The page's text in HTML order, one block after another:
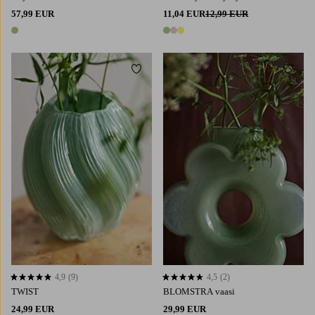
57,99 EUR
1 väri
11,04 EUR12,99 EUR
3 värejä
TWIST
24,99 EUR
4,9 perustuen 9 arvosanaan
4,9 (9)
Lisää suosikkeihin
BLOMSTRA vaasi
29,99 EUR
4,5 perustuen 2 arvosanaan
4,5 (2)
Lisää